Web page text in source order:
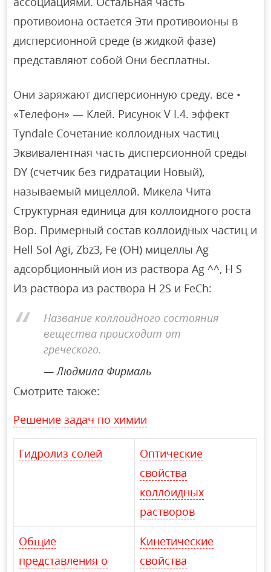
противоиона остается Эти противоионы в
дисперсионной среде (в жидкой фазе)
представляют собой Они бесплатны.
Они заряжают дисперсионную среду. все •
«Телефон» — Клей. Рисунок V I.4. эффект
Tyndale Сочетание коллоидных частиц
Эквивалентная часть дисперсионной среды
DY (счетчик без гидратации Новый),
называемый мицеллой. Микела Чита
Структурная единица для коллоидного роста
Вор. Примерный состав коллоидных частиц и
Hell Sol Agi, Zbz3, Fe (OH) мицеллы Ag
адсорбционный ион из раствора Ag ^^, H S
Из раствора из раствора H 2S и FeCh:
Название коллоидного состояния
вещества происходит от
греческого.
Людмила Фирмаль
Смотрите также:
Решение задач по химии
Гидролиз солей
Оптические
свойства
коллоидных
растворов
Общие
представления о
Кинетические
свойства